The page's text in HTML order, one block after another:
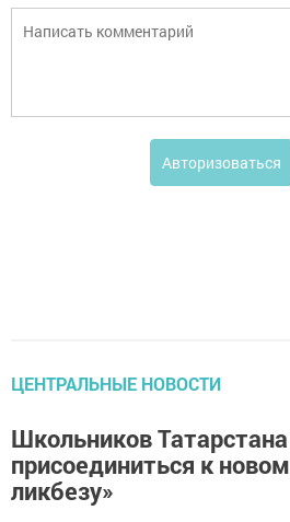
Авторизоваться
ЦЕНТРАЛЬНЫЕ НОВОСТИ
Школьников
присоединиться к
ликбезу»